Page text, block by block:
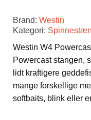
Brand: Westin
Kategori:
Westin W4
Powercast stangen,
lidt kraftigere
mange forskellige
softbaits, blink eller